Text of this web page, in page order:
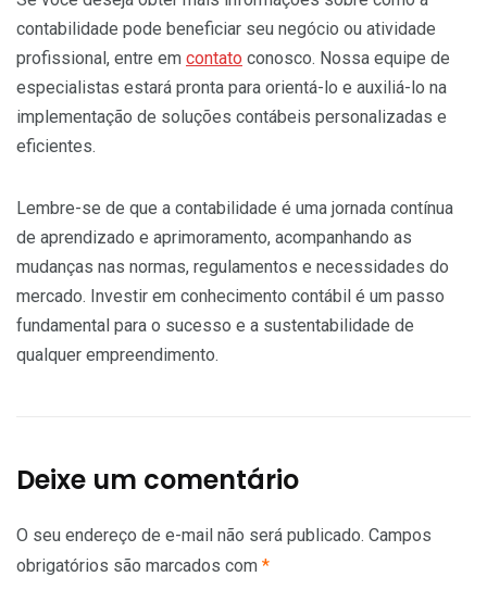
contabilidade pode beneficiar seu negócio ou atividade
profissional, entre em contato conosco. Nossa equipe de
especialistas estará pronta para orientá-lo e auxiliá-lo na
implementação de soluções contábeis personalizadas e
eficientes.
Lembre-se de que a contabilidade é uma jornada contínua
de aprendizado e aprimoramento, acompanhando as
mudanças nas normas, regulamentos e necessidades do
mercado. Investir em conhecimento contábil é um passo
fundamental para o sucesso e a sustentabilidade de
qualquer empreendimento.
Deixe um comentário
O seu endereço de e-mail não será publicado. Campos
obrigatórios são marcados com *